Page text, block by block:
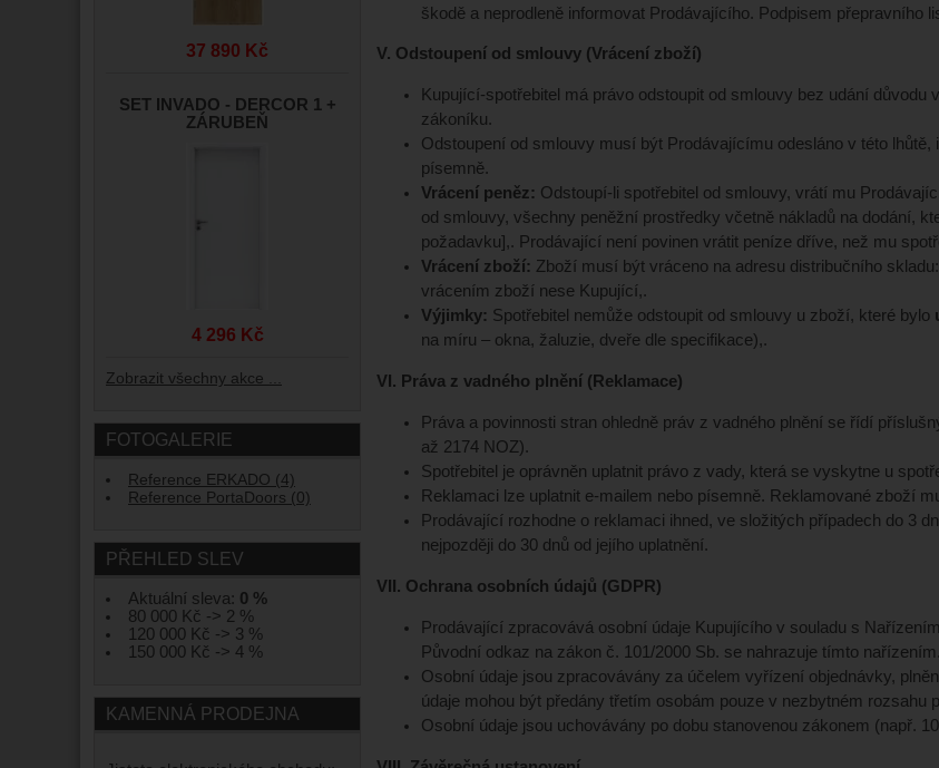
škodě a neprodleně informovat Prodávajícího. Podpisem přepravního
V. Odstoupení od smlouvy (Vrácení zboží)
Kupující-spotřebitel má právo odstoupit od smlouvy bez udání důvodu
zákoníku.
Odstoupení od smlouvy musí být Prodávajícímu odesláno v této lhůtě,
písemně.
Vrácení peněz: Odstoupí-li spotřebitel od smlouvy, vrátí mu
od smlouvy, všechny peněžní prostředky včetně nákladů na dodání,
požadavku],. Prodávající není povinen vrátit peníze dříve, než mu
Vrácení zboží: Zboží musí být vráceno na adresu distribučního skladu:
vrácením zboží nese Kupující,.
Výjimky: Spotřebitel nemůže odstoupit od smlouvy u zboží, které bylo
na míru – okna, žaluzie, dveře dle specifikace),.
VI. Práva z vadného plnění (Reklamace)
Práva a povinnosti stran ohledně práv z vadného plnění se řídí
až 2174 NOZ).
Spotřebitel je oprávněn uplatnit právo z vady, která se vyskytne u
Reklamaci lze uplatnit e-mailem nebo písemně. Reklamované zboží
Prodávající rozhodne o reklamaci ihned, ve složitých případech do 3
nejpozději do 30 dnů od jejího uplatnění.
VII. Ochrana osobních údajů (GDPR)
Prodávající zpracovává osobní údaje Kupujícího v souladu s
Původní odkaz na zákon č. 101/2000 Sb. se nahrazuje tímto nařízením.
Osobní údaje jsou zpracovávány za účelem vyřízení objednávky,
údaje mohou být předány třetím osobám pouze v nezbytném rozsahu
Osobní údaje jsou uchovávány po dobu stanovenou zákonem (např.
37 890 Kč
SET INVADO - DERCOR 1 +
ZÁRUBEŇ
4 296 Kč
Zobrazit všechny akce ...
FOTOGALERIE
Reference ERKADO (4)
Reference PortaDoors (0)
PŘEHLED SLEV
Aktuální sleva: 0 %
80 000 Kč -> 2 %
120 000 Kč -> 3 %
150 000 Kč -> 4 %
KAMENNÁ PRODEJNA